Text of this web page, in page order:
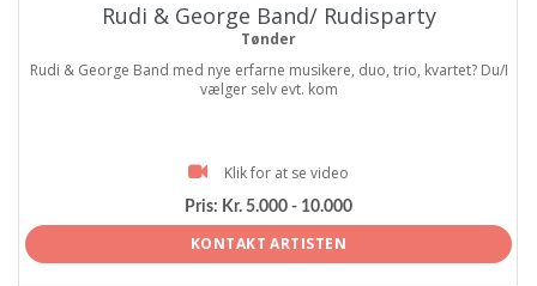
Rudi & George Band/ Rudisparty
Tønder
Rudi & George Band med nye erfarne musikere, duo, trio, kvartet? Du/I
vælger selv evt. kom
Klik for at se video
Pris: Kr. 5.000 - 10.000
KONTAKT ARTISTEN